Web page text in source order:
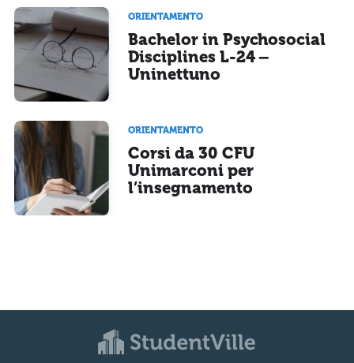
ORIENTAMENTO
Bachelor in Psychosocial
Disciplines L-24 –
Uninettuno
ORIENTAMENTO
Corsi da 30 CFU
Unimarconi per
l’insegnamento